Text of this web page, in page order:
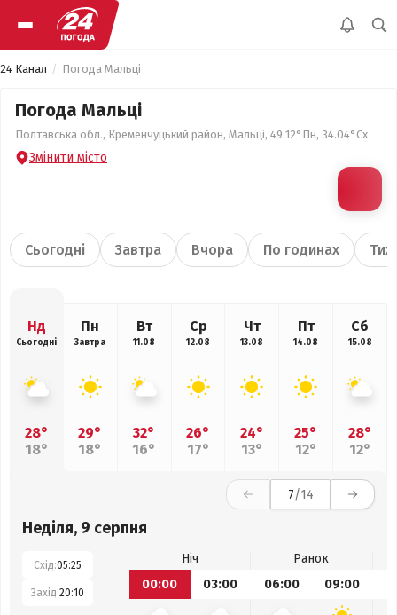
24 Канал Погода Мальці
Погода Мальці
Полтавська обл., Кременчуцький район, Мальці, 49.12°Пн, 34.04°Сх
Змінити місто
Сьогодні Завтра Вчора По годинах
Нд
Сьогодні
28°
18°
Пн
Завтра
29°
18°
Вт
11.08
32°
16°
Ср
12.08
26°
17°
Чт
13.08
24°
13°
Пт
14.08
25°
12°
Сб
15.08
28°
12°
7/14
Неділя, 9 серпня
Схід:05:25
Захід:20:10
Ніч
Ранок
00:00
03:00 06:00 09:00